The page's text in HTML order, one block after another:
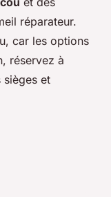
réparateur.
car les options
réservez à
sièges et